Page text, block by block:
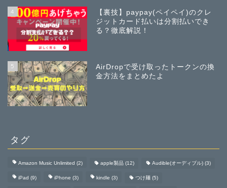
4
【裏技】paypay(ペイペイ)のクレ
ジットカード払いは分割払いでき
る？徹底解説！
5
AirDropで受け取ったトークンの換
金方法をまとめたよ
タグ
Amazon Music Unlimited (2) apple製品 (12) Audible(オーディブル) (3)
iPad (9) iPhone (3) kindle (3) つけ麺 (5)